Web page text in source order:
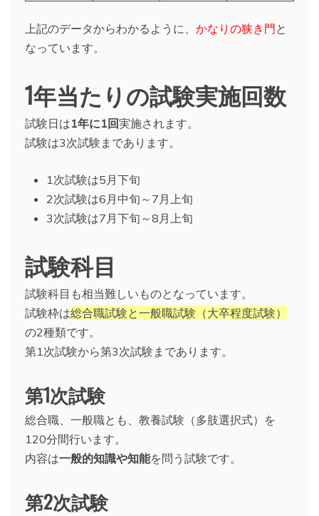
上記のデータからわかるように、 かなりの狭き門と
なっています。
1年当たりの試験実施回数
試験日は1年に1回実施されます。
試験は3次試験まであります。
1次試験は5月下旬
2次試験は6月中旬～7月上旬
3次試験は7月下旬～8月上旬
試験科目
試験科目も相当難しいものとなっています。
試験枠は総合職試験と一般職試験（大卒程度試験）
の2種類です。
第1次試験から第3次試験まであります。
第1次試験
総合職、一般職とも、教養試験（多肢選択式）を
120分間行います。
内容は一般的知識や知能を問う試験です。
第2次試験